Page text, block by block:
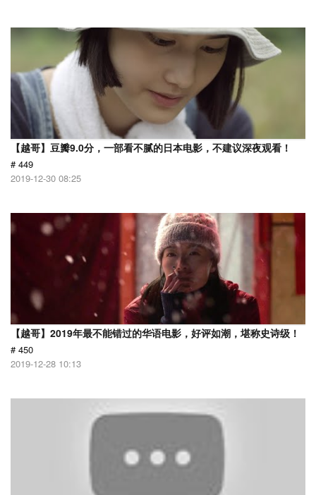
【越哥】豆瓣9.0分，一部看不腻的日本电影，不建议深夜观看！
# 449
2019-12-30 08:25
【越哥】2019年最不能错过的华语电影，好评如潮，堪称史诗级！
# 450
2019-12-28 10:13